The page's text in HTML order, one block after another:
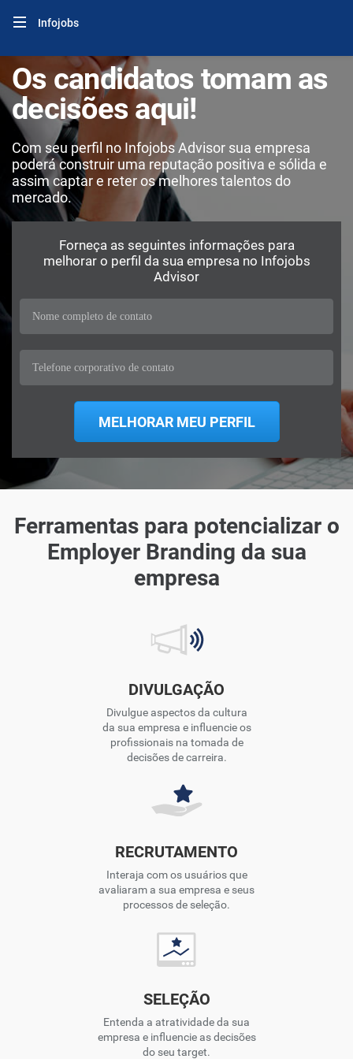
Infojobs
Os candidatos tomam as
decisões aqui!
Com seu perfil no Infojobs Advisor sua empresa
poderá construir uma reputação positiva e sólida e
assim captar e reter os melhores talentos do
mercado.
Forneça as seguintes informações para
melhorar o perfil da sua empresa no Infojobs
Advisor
Ferramentas para potencializar o
Employer Branding da sua
empresa
DIVULGAÇÃO
Divulgue aspectos da cultura
da sua empresa e influencie os
profissionais na tomada de
decisões de carreira.
RECRUTAMENTO
Interaja com os usuários que
avaliaram a sua empresa e seus
processos de seleção.
SELEÇÃO
Entenda a atratividade da sua
empresa e influencie as decisões
do seu target.